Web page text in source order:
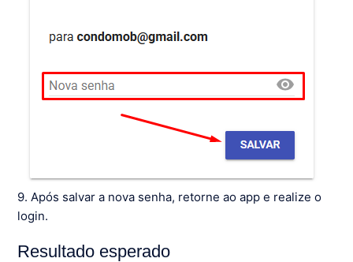
9. Após salvar a nova senha, retorne ao app e realize o
login.
Resultado esperado